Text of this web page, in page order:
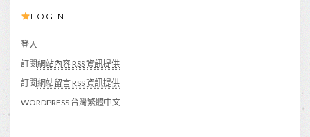
間
擇
LOGIN
登入
訂閱網站內容 RSS 資訊提供
訂閱網站留言 RSS 資訊提供
WORDPRESS 台灣繁體中文